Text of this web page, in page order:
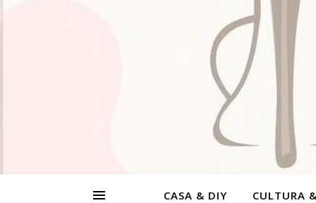
CASA & DIY CULTURA